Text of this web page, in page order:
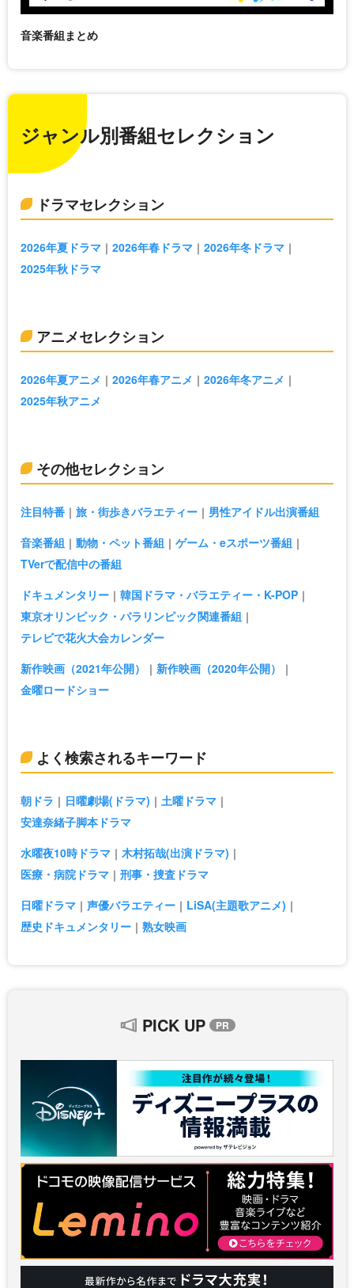
音楽番組まとめ
ジャンル別番組セレクション
ドラマセレクション
2026年夏ドラマ 2026年春ドラマ
2026年冬ドラマ
2025年秋ドラマ
アニメセレクション
2026年夏アニメ 2026年春アニメ
2026年冬アニメ
2025年秋アニメ
その他セレクション
注目特番 旅・街歩きバラエティー
男性アイドル出演番組
音楽番組
動物・ペット番組
ゲーム・eスポーツ番組
TVerで配信中の番組
ドキュメンタリー
韓国ドラマ・バラエティー・K-POP
東京オリンピック・パラリンピック関連番組
テレビで花火大会カレンダー
新作映画（2021年公開）
新作映画（2020年公開）
金曜ロードショー
よく検索されるキーワード
朝ドラ 日曜劇場(ドラマ)
土曜ドラマ
安達奈緒子脚本ドラマ
水曜夜10時ドラマ
木村拓哉(出演ドラマ)
医療・病院ドラマ
刑事・捜査ドラマ
日曜ドラマ
声優バラエティー
LiSA(主題歌アニメ)
歴史ドキュメンタリー
熟女映画
PICK UP